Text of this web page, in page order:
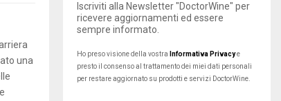
una
Iscriviti alla Newsletter "DoctorWine" per
ricevere aggiornamenti ed essere
sempre informato.
Ho preso visione della vostra Informativa Privacye
presto il consenso al trattamento dei miei dati personali
per restare aggiornato su prodotti e servizi DoctorWine.